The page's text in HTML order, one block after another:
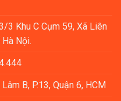
3 Khu C Cụm 59, Xã Liên
Hà Nội.
B, P.13, Quận 6, HCM